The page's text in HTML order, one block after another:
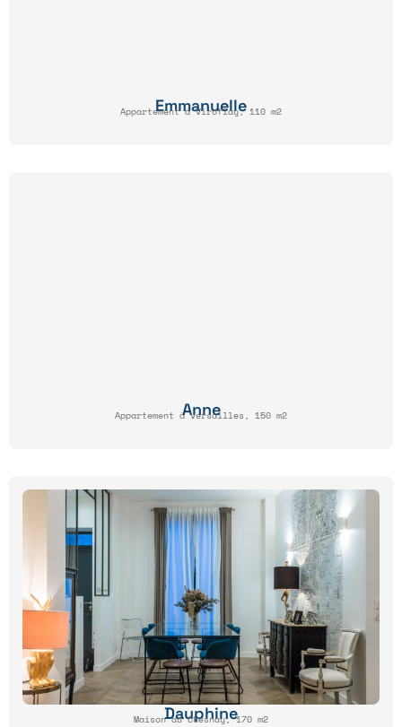
Emmanuelle
Appartement à Viroflay, 110 m2
Anne
Appartement à Versailles, 150 m2
Dauphine
Maison au Chesnay, 170 m2